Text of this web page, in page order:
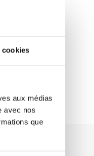
cookies
aux médias
avec nos
que